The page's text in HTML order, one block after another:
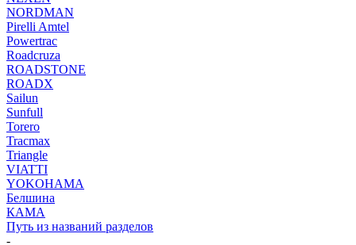
NORDMAN
Pirelli Amtel
Powertrac
Roadcruza
ROADSTONE
ROADX
Sailun
Sunfull
Torero
Tracmax
Triangle
VIATTI
YOKOHAMA
Белшина
КАМА
Путь из названий разделов
-